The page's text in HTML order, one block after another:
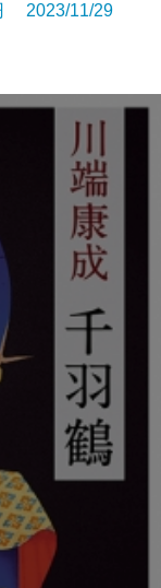
2023/11/29